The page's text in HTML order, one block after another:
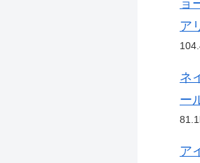
ョ
ア
ネ
ー
ア